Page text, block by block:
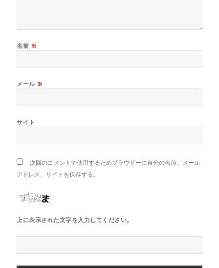
名前 ※
メール ※
サイト
次回のコメントで使用するためブラウザーに自分の名前、メール
アドレス、サイトを保存する。
上に表示された文字を入力してください。